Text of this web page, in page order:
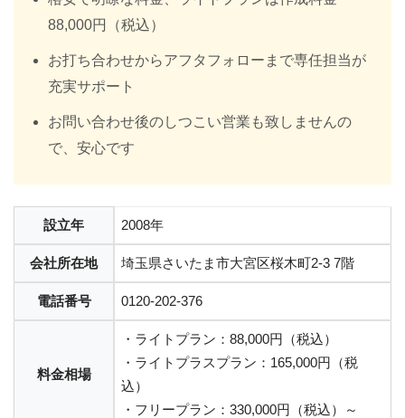
88,000円（税込）
お打ち合わせからアフタフォローまで専任担当が
充実サポート
お問い合わせ後のしつこい営業も致しませんの
で、安心です
設立年 2008年
会社所在地 埼玉県さいたま市大宮区桜木町2-3 7階
電話番号 0120-202-376
料金相場
・ライトプラン：88,000円（税込）
・ライトプラスプラン：165,000円（税
込）
・フリープラン：330,000円（税込）～